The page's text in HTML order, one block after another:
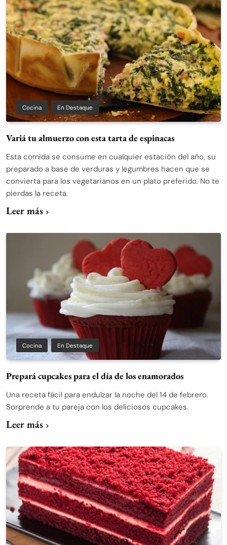
Cocina En Destaque
Variá tu almuerzo con esta tarta de espinacas
Esta comida se consume en cualquier estación del año, su
preparado a base de verduras y legumbres hacen que se
convierta para los vegetarianos en un plato preferido. No te
pierdas la receta.
Leer más
Cocina En Destaque
Prepará cupcakes para el día de los enamorados
Una receta fácil para endulzar la noche del 14 de febrero.
Sorprende a tu pareja con los deliciosos cupcakes.
Leer más